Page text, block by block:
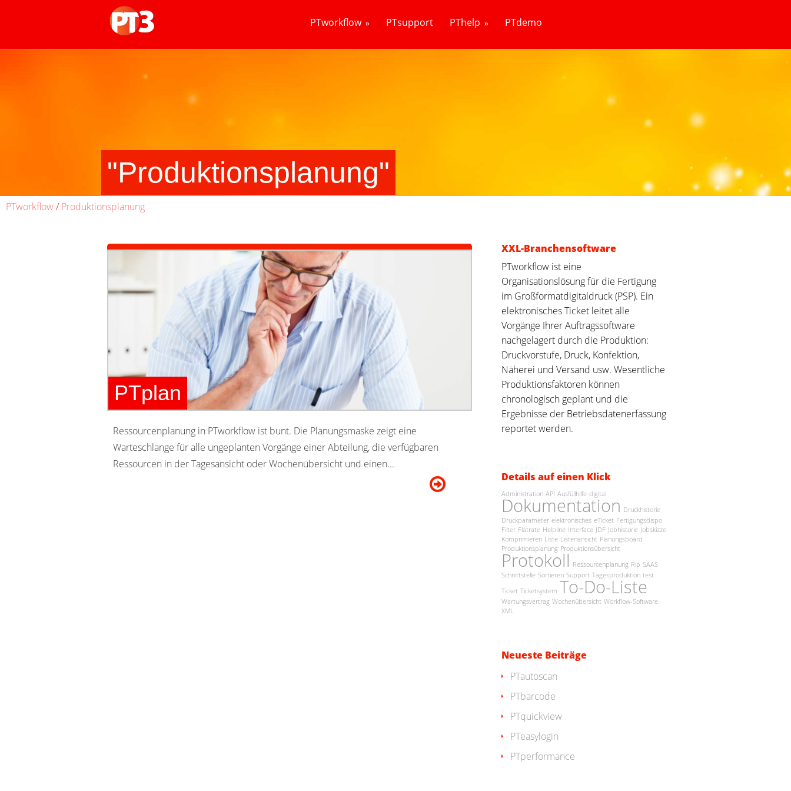
PTworkflow PTsupport PThelp PTdemo
"Produktionsplanung"
PTworkflow/Produktionsplanung
PTplan
Ressourcenplanung in PTworkflow ist bunt. Die Planungsmaske zeigt eine
Warteschlange für alle ungeplanten Vorgänge einer Abteilung, die verfügbaren
Ressourcen in der Tagesansicht oder Wochenübersicht und einen...
XXL-Branchensoftware
PTworkflow ist eine
Organisationslösung für die Fertigung
im Großformatdigitaldruck (PSP). Ein
elektronisches Ticket leitet alle
Vorgänge Ihrer Auftragssoftware
nachgelagert durch die Produktion:
Druckvorstufe, Druck, Konfektion,
Näherei und Versand usw. Wesentliche
Produktionsfaktoren können
chronologisch geplant und die
Ergebnisse der Betriebsdatenerfassung
reportet werden.
Details auf einen Klick
Administration API Ausfüllhilfe digital
Dokumentation Druckhistorie
Druckparameter elektronisches eTicket Fertigungsdispo
Filter Flatrate Helpline Interface JDF Jobhistorie Jobskizze
Komprimieren Liste Listenansicht Planungsboard
Produktionsplanung Produktionsübersicht
Protokoll Ressourcenplanung Rip SAAS
Schnittstelle Sortieren Support Tagesproduktion test
Ticket Ticketsystem To-Do-Liste
Wartungsvertrag Wochenübersicht Workflow-Software
XML
Neueste Beiträge
PTautoscan
PTbarcode
PTquickview
PTeasylogin
PTperformance